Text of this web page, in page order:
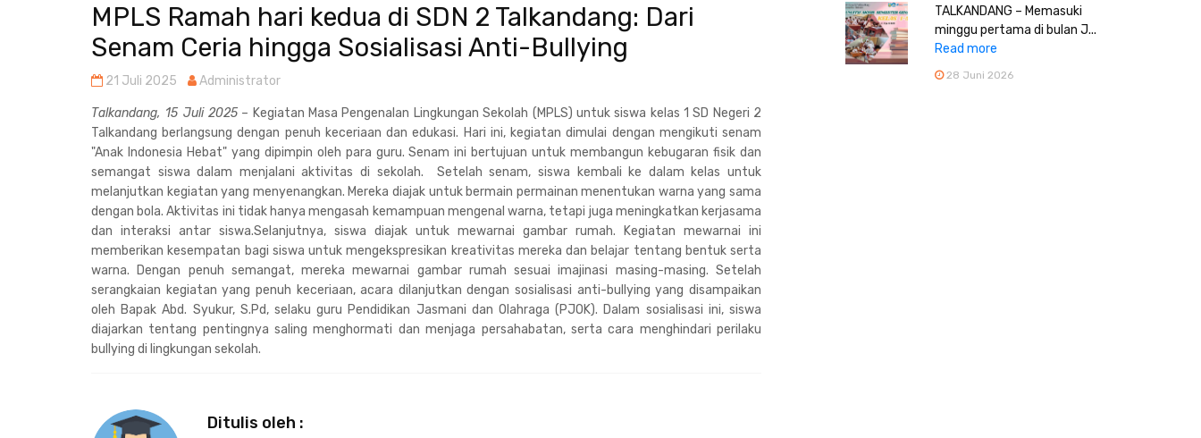
MPLS Ramah hari kedua di SDN 2 Talkandang: Dari
Senam Ceria hingga Sosialisasi Anti-Bullying
21 Juli 2025 Administrator
Talkandang, 15 Juli 2025 – Kegiatan Masa Pengenalan Lingkungan Sekolah (MPLS) untuk siswa kelas 1 SD Negeri 2
Talkandang berlangsung dengan penuh keceriaan dan edukasi. Hari ini, kegiatan dimulai dengan mengikuti senam
"Anak Indonesia Hebat" yang dipimpin oleh para guru. Senam ini bertujuan untuk membangun kebugaran fisik dan
semangat siswa dalam menjalani aktivitas di sekolah. Setelah senam, siswa kembali ke dalam kelas untuk
melanjutkan kegiatan yang menyenangkan. Mereka diajak untuk bermain permainan menentukan warna yang sama
dengan bola. Aktivitas ini tidak hanya mengasah kemampuan mengenal warna, tetapi juga meningkatkan kerjasama
dan interaksi antar siswa.Selanjutnya, siswa diajak untuk mewarnai gambar rumah. Kegiatan mewarnai ini
memberikan kesempatan bagi siswa untuk mengekspresikan kreativitas mereka dan belajar tentang bentuk serta
warna. Dengan penuh semangat, mereka mewarnai gambar rumah sesuai imajinasi masing-masing. Setelah
serangkaian kegiatan yang penuh keceriaan, acara dilanjutkan dengan sosialisasi anti-bullying yang disampaikan
oleh Bapak Abd. Syukur, S.Pd, selaku guru Pendidikan Jasmani dan Olahraga (PJOK). Dalam sosialisasi ini, siswa
diajarkan tentang pentingnya saling menghormati dan menjaga persahabatan, serta cara menghindari perilaku
bullying di lingkungan sekolah.
Ditulis oleh :
TALKANDANG – Memasuki
minggu pertama di bulan J...
Read more
28 Juni 2026